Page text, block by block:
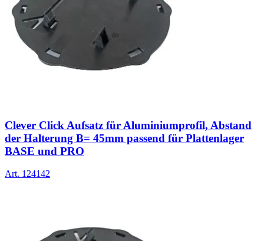
Clever Click Aufsatz für Aluminiumprofil, Abstand
der Halterung B= 45mm passend für Plattenlager
BASE und PRO
Art. 124142